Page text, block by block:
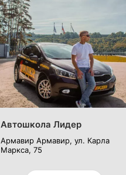
Автошкола Лидер
Армавир Армавир, ул. Карла
Маркса, 75